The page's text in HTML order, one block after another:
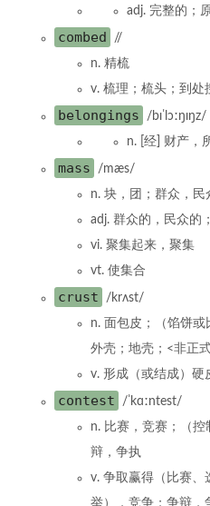
adj. 完整的；
combed
//
n. 精梳
v. 梳理；梳头；到处
belongings
/bɪˈlɔːŋɪŋz/
n. [经] 财产，
mass
/mæs/
n. 块，团；群众，
adj. 群众的，民众的
vi. 聚集起来，聚集
vt. 使集合
crust
/krʌst/
n. 面包皮；（馅饼
外壳；地壳；<非正
v. 形成（或结成）硬
contest
/ˈkɑːntest/
n. 比赛，竞赛；（
辩，争执
v. 争取赢得（比赛、
举），竞争；争辩